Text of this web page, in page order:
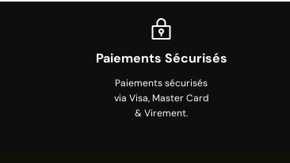
Paiements Sécurisés
Paiements sécurisés
via Visa, Master Card
& Virement.